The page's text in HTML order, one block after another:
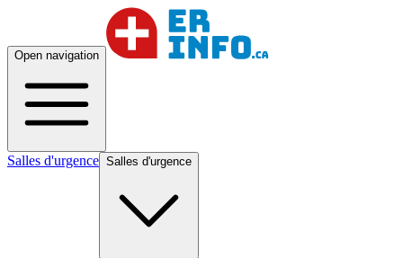
Open navigation
Salles d'urgence Salles d'urgence